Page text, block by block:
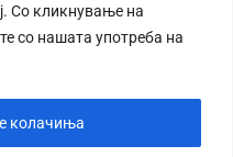
Со кликнување на
со нашата употреба на
колачиња